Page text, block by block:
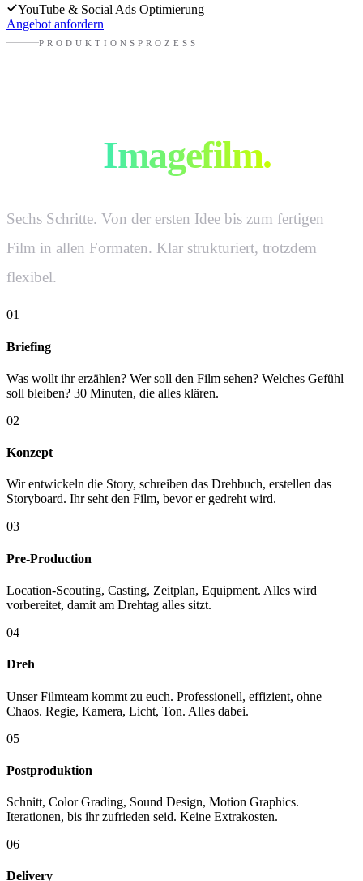
YouTube & Social Ads Optimierung
Angebot anfordern
PRODUKTIONSPROZESS
Imagefilm.
Sechs Schritte. Von der ersten Idee bis zum fertigen
Film in allen Formaten. Klar strukturiert, trotzdem
flexibel.
01
Briefing
Was wollt ihr erzählen? Wer soll den Film sehen? Welches Gefühl
soll bleiben? 30 Minuten, die alles klären.
02
Konzept
Wir entwickeln die Story, schreiben das Drehbuch, erstellen das
Storyboard. Ihr seht den Film, bevor er gedreht wird.
03
Pre-Production
Location-Scouting, Casting, Zeitplan, Equipment. Alles wird
vorbereitet, damit am Drehtag alles sitzt.
04
Dreh
Unser Filmteam kommt zu euch. Professionell, effizient, ohne
Chaos. Regie, Kamera, Licht, Ton. Alles dabei.
05
Postproduktion
Schnitt, Color Grading, Sound Design, Motion Graphics.
Iterationen, bis ihr zufrieden seid. Keine Extrakosten.
06
Delivery